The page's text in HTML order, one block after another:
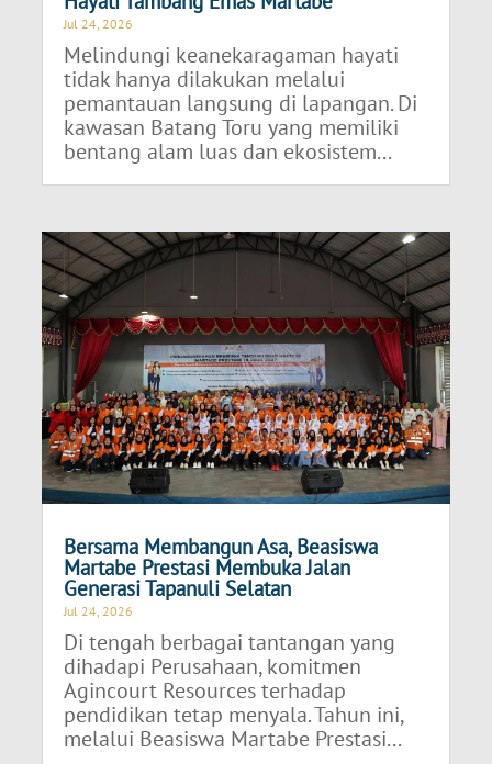
Jul 24, 2026
Melindungi keanekaragaman hayati
tidak hanya dilakukan melalui
pemantauan langsung di lapangan. Di
kawasan Batang Toru yang memiliki
bentang alam luas dan ekosistem...
Bersama Membangun Asa, Beasiswa
Martabe Prestasi Membuka Jalan
Generasi Tapanuli Selatan
Jul 24, 2026
Di tengah berbagai tantangan yang
dihadapi Perusahaan, komitmen
Agincourt Resources terhadap
pendidikan tetap menyala. Tahun ini,
melalui Beasiswa Martabe Prestasi...